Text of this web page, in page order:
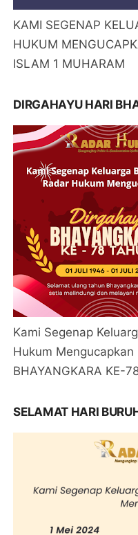
KAMI SEGENAP
HUKUM
ISLAM 1 MUHARAM
DIRGAHAYU HARI
Kami Segenap
Hukum Mengucapkan
BHAYANGKARA KE-
SELAMAT HARI